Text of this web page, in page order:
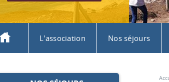
L'association Nos séjours